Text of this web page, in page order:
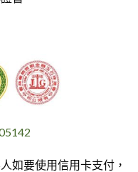
如要使用信用卡支付，